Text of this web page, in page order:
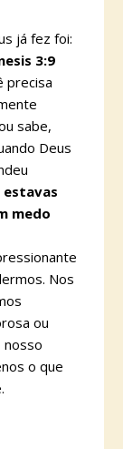
já fez foi:
3:9
precisa
sabe,
Deus
estavas
medo
Nos
ou
nosso
o que